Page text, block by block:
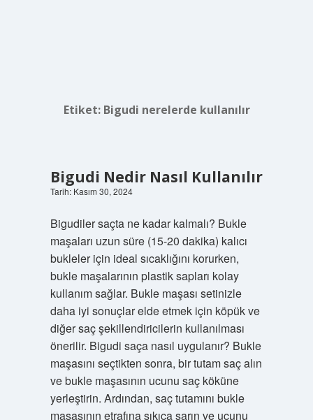
Etiket: Bigudi nerelerde kullanılır
Bigudi Nedir Nasıl Kullanılır
Tarih: Kasım 30, 2024
Bigudiler saçta ne kadar kalmalı? Bukle
maşaları uzun süre (15-20 dakika) kalıcı
bukleler için ideal sıcaklığını korurken,
bukle maşalarının plastik sapları kolay
kullanım sağlar. Bukle maşası setinizle
daha iyi sonuçlar elde etmek için köpük ve
diğer saç şekillendiricilerin kullanılması
önerilir. Bigudi saça nasıl uygulanır? Bukle
maşasını seçtikten sonra, bir tutam saç alın
ve bukle maşasının ucunu saç köküne
yerleştirin. Ardından, saç tutamını bukle
maşasının etrafına sıkıca sarın ve ucunu